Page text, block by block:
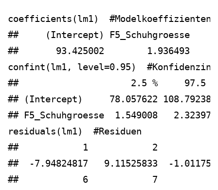
coefficients (lm1) #Modelkoeffizienten
##     (Intercept) F5_Schuhgroesse
##       93.425002        1.936493
confint (lm1, level=0.95)
##                     2.5 %     97.5 %
## (Intercept)     78.057622 108.792382
## F5_Schuhgroesse  1.549008   2.323979
residuals (lm1) #Residuen
##            1            2
##  -7.94824817   9.11525833  -
##            6            7